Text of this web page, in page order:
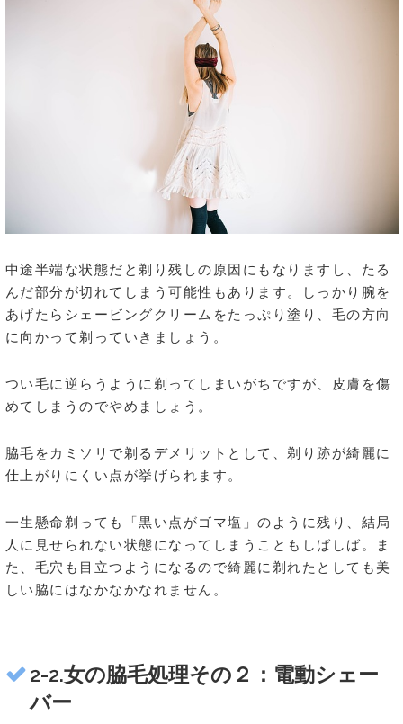
中途半端な状態だと剃り残しの原因にもなりますし、たる
んだ部分が切れてしまう可能性もあります。しっかり腕を
あげたらシェービングクリームをたっぷり塗り、毛の方向
に向かって剃っていきましょう。
つい毛に逆らうように剃ってしまいがちですが、皮膚を傷
めてしまうのでやめましょう。
脇毛をカミソリで剃るデメリットとして、剃り跡が綺麗に
仕上がりにくい点が挙げられます。
一生懸命剃っても「黒い点がゴマ塩」のように残り、結局
人に見せられない状態になってしまうこともしばしば。ま
た、毛穴も目立つようになるので綺麗に剃れたとしても美
しい脇にはなかなかなれません。
2-2.女の脇毛処理その２：電動シェー
バー